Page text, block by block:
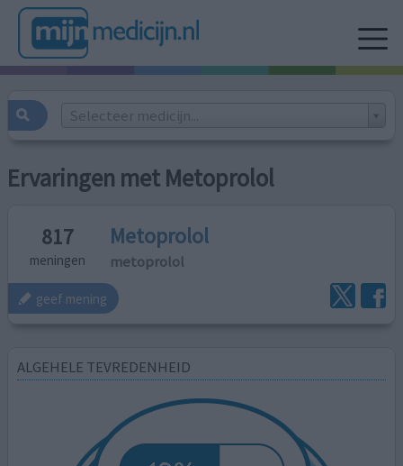
Selecteer medicijn...
Ervaringen met Metoprolol
817
meningen
Metoprolol
metoprolol
geef mening
ALGEHELE TEVREDENHEID